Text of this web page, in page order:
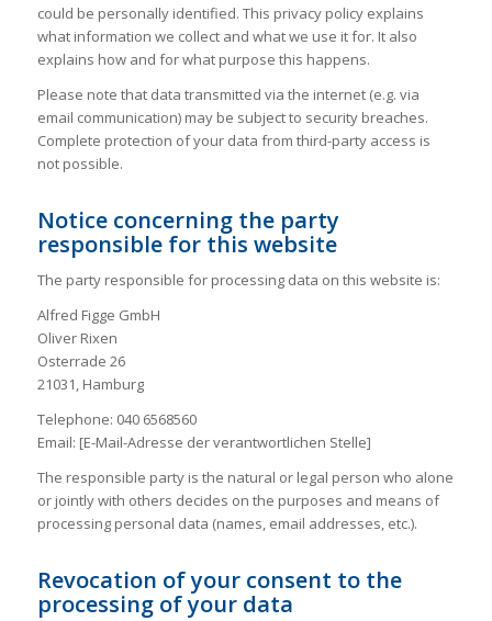
could be personally identified. This privacy policy explains
what information we collect and what we use it for. It also
explains how and for what purpose this happens.
Please note that data transmitted via the internet (e.g. via
email communication) may be subject to security breaches.
Complete protection of your data from third-party access is
not possible.
Notice concerning the party
responsible for this website
The party responsible for processing data on this website is:
Alfred Figge GmbH
Oliver Rixen
Osterrade 26
21031, Hamburg
Telephone: 040 6568560
Email: [E-Mail-Adresse der verantwortlichen Stelle]
The responsible party is the natural or legal person who alone
or jointly with others decides on the purposes and means of
processing personal data (names, email addresses, etc.).
Revocation of your consent to the
processing of your data